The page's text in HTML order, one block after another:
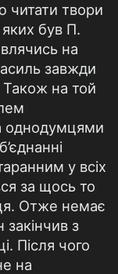
читати твори
яких був П.
на
завжди
Також на той
однодумцями
у всіх
за щось то
Отже немає
закінчив з
Після чого
на